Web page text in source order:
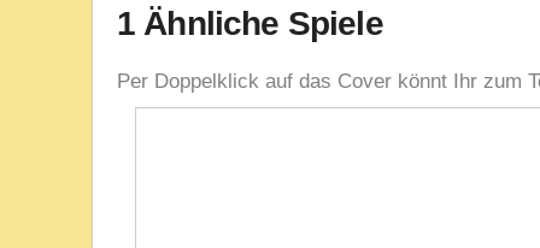
1 Ähnliche Spiele
Per Doppelklick auf das Cover könnt Ihr zum